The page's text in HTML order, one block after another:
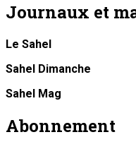
Journaux et
Le Sahel
Sahel Dimanche
Sahel Mag
Abonnement